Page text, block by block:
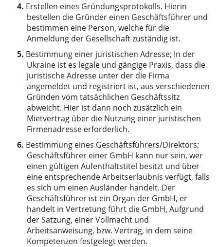
Erstellen eines Gründungsprotokolls. Hierin
bestellen die Gründer einen Geschäftsführer und
bestimmen eine Person, welche für die
Anmeldung der Gesellschaft zuständig ist.
Bestimmung einer juristischen Adresse; In der
Ukraine ist es legale und gängige Praxis, dass die
juristische Adresse unter der die Firma
angemeldet und registriert ist, aus verschiedenen
Gründen vom tatsächlichen Geschäftssitz
abweicht. Hier ist dann noch zusätzlich ein
Mietvertrag über die Nutzung einer juristischen
Firmenadresse erforderlich.
Bestimmung eines Geschäftsführers/Direktors;
Geschäftsführer einer GmbH kann nur sein, wer
einen gültigen Aufenthaltstitel besitzt und über
eine entsprechende Arbeitserlaubnis verfügt, falls
es sich um einen Ausländer handelt. Der
Geschäftsführer ist ein Organ der GmbH, er
handelt in Vertretung führt die GmbH, Aufgrund
der Satzung, einer Vollmacht und
Arbeitsanweisung, bzw. Vertrag, in dem seine
Kompetenzen festgelegt werden.